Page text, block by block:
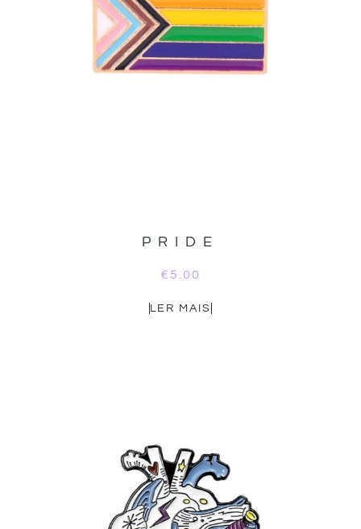
PRIDE
€ 5.00
LER MAIS